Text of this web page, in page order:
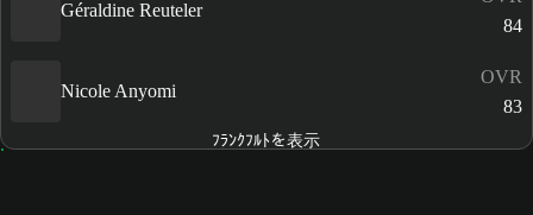
Géraldine Reuteler
84
Nicole Anyomi
OVR
83
ﾌﾗﾝｸﾌﾙﾄを表示